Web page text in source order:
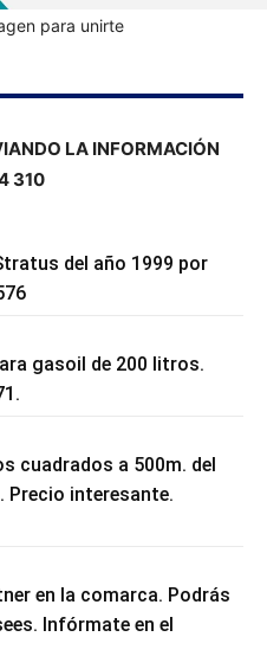
para unirte
LA INFORMACIÓN
310
del año 1999 por
gasoil de 200 litros.
cuadrados a 500m. del
Precio interesante.
en la comarca. Podrás
Infórmate en el